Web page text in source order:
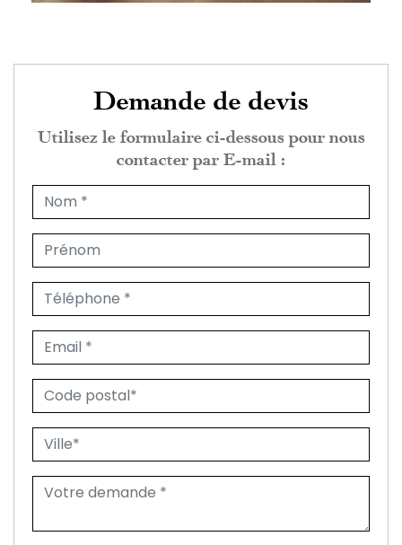
Demande de devis
Utilisez le formulaire ci-dessous pour nous
contacter par E-mail :